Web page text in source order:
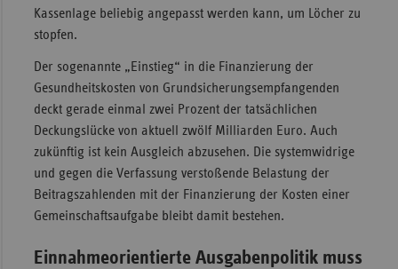
Kassenlage beliebig angepasst werden kann, um Löcher zu
stopfen.
Der sogenannte „Einstieg“ in die Finanzierung der
Gesundheitskosten von Grundsicherungsempfangenden
deckt gerade einmal zwei Prozent der tatsächlichen
Deckungslücke von aktuell zwölf Milliarden Euro. Auch
zukünftig ist kein Ausgleich abzusehen. Die systemwidrige
und gegen die Verfassung verstoßende Belastung der
Beitragszahlenden mit der Finanzierung der Kosten einer
Gemeinschaftsaufgabe bleibt damit bestehen.
Einnahmeorientierte Ausgabenpolitik muss